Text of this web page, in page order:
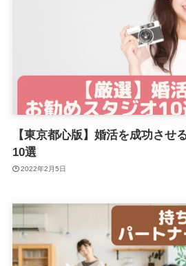
【東京都心版】婚活を成功させ
10選
2022年2月5日